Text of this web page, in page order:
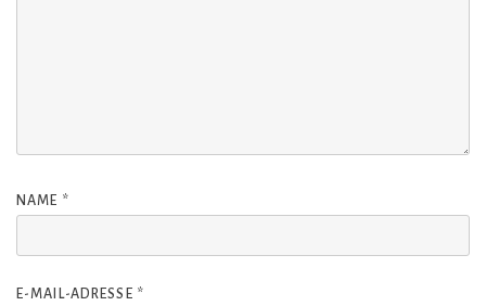
NAME *
E-MAIL-ADRESSE *